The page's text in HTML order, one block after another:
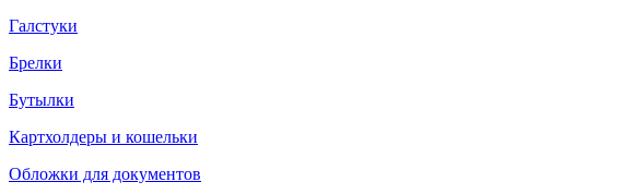
Галстуки
Брелки
Бутылки
Картхолдеры и кошельки
Обложки для документов